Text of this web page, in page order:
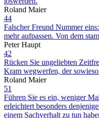
Roland Maier
44
Falscher Freund Nummer
mehr aufpassen. Von dem
Peter Haupt
42
Rücken Sie ungeliebten
Kram wegwerfen, der
Roland Maier
51
Führen Sie es ein, weniger
erleichtert besonders
einem Sachverhalt zu tun